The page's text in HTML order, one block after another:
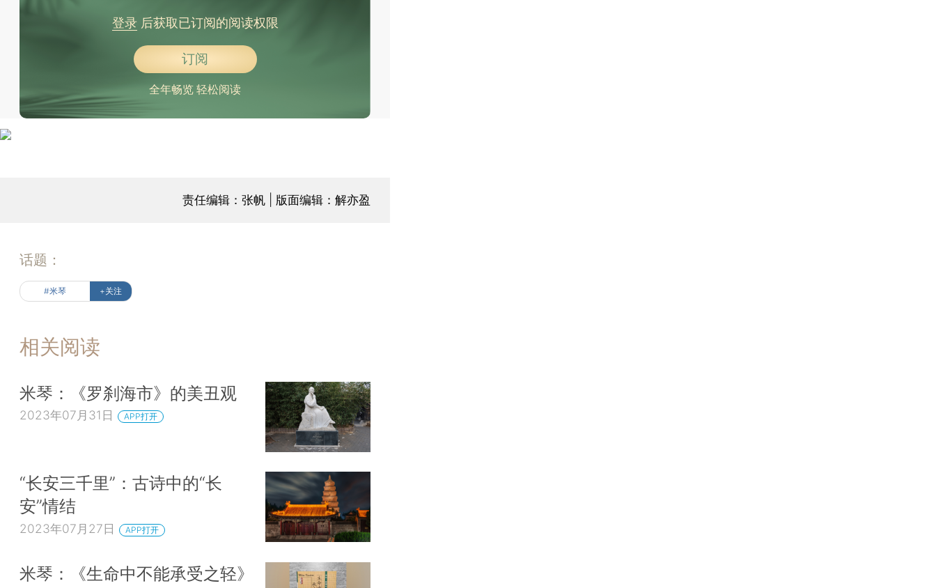
登录后获取已订阅的阅读权限
订阅
全年畅览 轻松阅读
责任编辑：张帆 | 版面编辑：解亦盈
话题：
#米琴 +关注
相关阅读
米琴：《罗刹海市》的美丑观
2023年07月31日 APP打开
“长安三千里”：古诗中的“长
安”情结
2023年07月27日 APP打开
米琴：《生命中不能承受之轻》